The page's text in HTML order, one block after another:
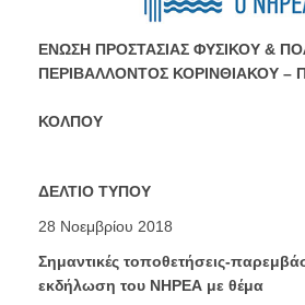
ΕΝΩΣΗ ΠΡΟΣΤΑΣΙΑΣ ΦΥΣΙΚΟΥ &
ΠΕΡΙΒΑΛΛΟΝΤΟΣ
ΚΟΛΠΟΥ
ΔΕΛΤΙΟ ΤΥΠΟΥ
28 Νοεμβρίου 2018
Σημαντικές τοποθετήσεις-
εκδήλωση του ΝΗΡΕΑ με θέμα